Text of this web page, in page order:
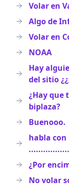
Volar en
Algo de
Volar en
NOAA
Hay
del sitio
¿Hay que
biplaza?
Buenooo.
habla con
¿Por
No volar